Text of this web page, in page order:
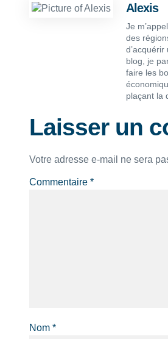
Alexis
Je
des
blog, je
faire les
plaçant la
Laisser un
Votre adresse e-mail ne sera
Commentaire *
Nom *